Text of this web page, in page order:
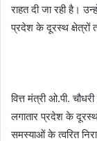
राहत दी जा रही है।
प्रदेश के दूरस्थ
वित्त मंत्री ओ.पी.
लगातार प्रदेश के
समस्याओं के त्वरित